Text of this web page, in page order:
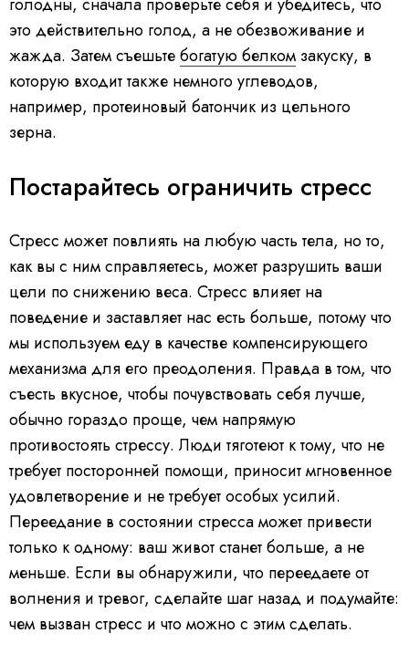
голодны, сначала проверьте себя и убедитесь, что
это действительно голод, а не обезвоживание и
жажда. Затем съешьтебогатую белком закуску, в
которую входит также немного углеводов,
например, протеиновый батончик из цельного
зерна.
Постарайтесь ограничить стресс
Стресс может повлиять на любую часть тела, но то,
как вы с ним справляетесь, может разрушить ваши
цели по снижению веса. Стресс влияет на
поведение и заставляет нас есть больше, потому что
мы используем еду в качестве компенсирующего
механизма для его преодоления. Правда в том, что
съесть вкусное, чтобы почувствовать себя лучше,
обычно гораздо проще, чем напрямую
противостоять стрессу. Люди тяготеют к тому, что не
требует посторонней помощи, приносит мгновенное
удовлетворение и не требует особых усилий.
Переедание в состоянии стресса может привести
только к одному: ваш живот станет больше, а не
меньше. Если вы обнаружили, что переедаете от
волнения и тревог, сделайте шаг назад и подумайте:
чем вызван стресс и что можно с этим сделать.